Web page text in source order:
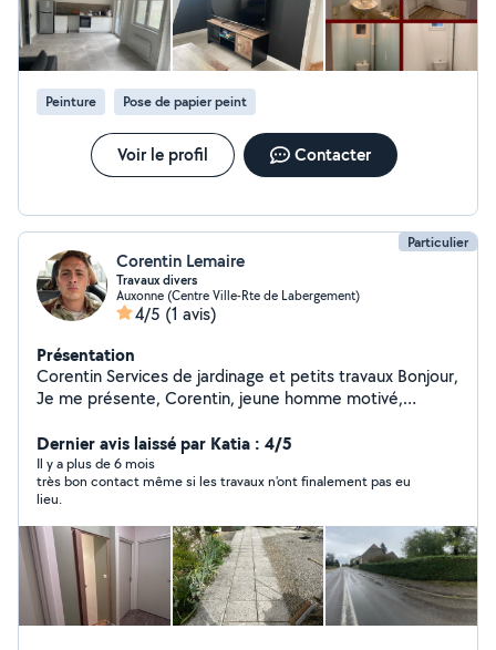
Peinture Pose de papier peint
Voir le profil Contacter
Particulier
Corentin Lemaire
Travaux divers
Auxonne (Centre Ville-Rte de Labergement)
4/5 (1 avis)
Présentation
Corentin Services de jardinage et petits travaux Bonjour,
Je me présente, Corentin, jeune homme motivé,
chantiers afin de développer mes compétences,
enrichir mon expérience et proposer un travail de
qualité. Je propose mes services dans les domaines
suivants : Entretien extérieur : tonte de pelouse,
désherbage, taille de haies Travaux manuels : peinture,
ponçage, petits travaux de rénovation Sérieux, ponctuel
et appliqué, je m'engage à fournir un travail soigné, dans
le respect de vos attentes. Pour plus d'informations ou
un devis, n'hésitez pas à me contacter
Dernier avis laissé par Katia : 4/5
Il y a plus de 6 mois
très bon contact même si les travaux n'ont finalement pas eu
lieu.